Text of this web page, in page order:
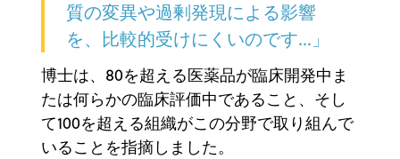
質の変異や過剰発現による影響
を、比較的受けにくいのです...」
博士は、80を超える医薬品が臨床開発中ま
たは何らかの臨床評価中であること、そし
て100を超える組織がこの分野で取り組んで
いることを指摘しました。